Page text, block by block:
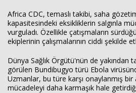
Africa CDC, temaslı takibi, saha
kapasitesindeki eksikliklerin salgınla
vurguladı. Özellikle çatışmaların
ekiplerinin çalışmalarının ciddi şekilde
Dünya Sağlık Örgütü'nün de yakından
görülen Bundibugyo türü Ebola
Uzmanlar, bu türe karşı onaylanmış bir
mücadeleyi daha karmaşık hale